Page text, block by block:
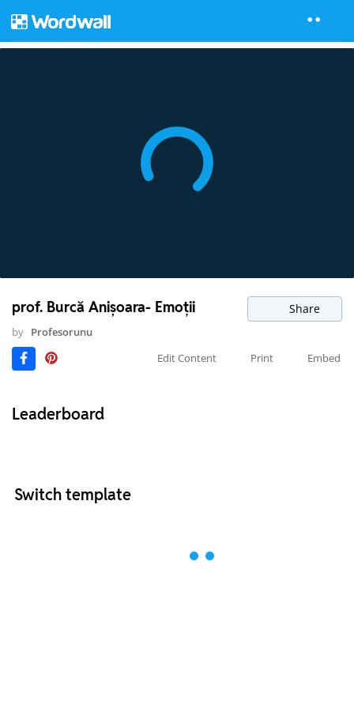
prof. Burcă Anișoara- Emoții Share
by Profesorunu
Edit Content
Print Embed
Leaderboard
Switch template